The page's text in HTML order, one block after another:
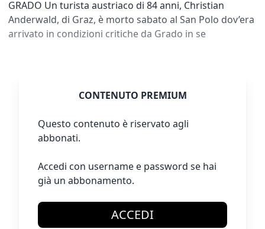
GRADO Un turista austriaco di 84 anni, Christian
Anderwald, di Graz, è morto sabato al San Polo dov’era
arrivato in condizioni critiche da Grado in se
CONTENUTO PREMIUM
Questo contenuto è riservato agli
abbonati.
Accedi con username e password se hai
già un abbonamento.
ACCEDI